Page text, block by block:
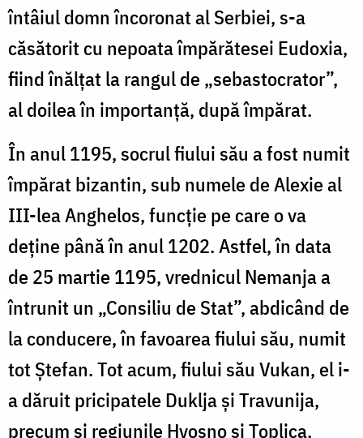
întâiul domn încoronat al Serbiei, s-a
căsătorit cu nepoata împărătesei Eudoxia,
fiind înălțat la rangul de „sebastocrator”,
al doilea în importanță, după împărat.
În anul 1195, socrul fiului său a fost numit
împărat bizantin, sub numele de Alexie al
III-lea Anghelos, funcție pe care o va
deține până în anul 1202. Astfel, în data
de 25 martie 1195, vrednicul Nemanja a
întrunit un „Consiliu de Stat”, abdicând de
la conducere, în favoarea fiului său, numit
tot Ștefan. Tot acum, fiului său Vukan, el i-
a dăruit pricipatele Duklja și Travunija,
precum și regiunile Hvosno și Toplica.